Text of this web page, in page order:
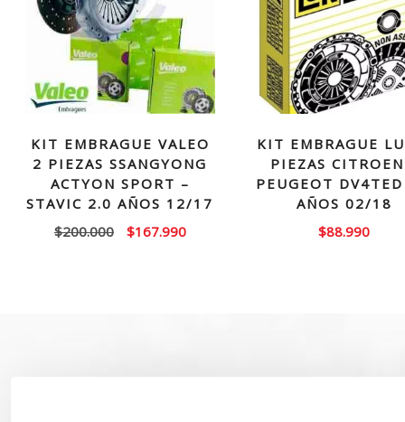
KIT EMBRAGUE VALEO
2 PIEZAS SSANGYONG
ACTYON SPORT –
STAVIC 2.0 AÑOS 12/17
$200.000
El
$167.990El
KIT EMBRAGUE
PIEZAS
PEUGEOT
AÑOS 02/18
$88.990